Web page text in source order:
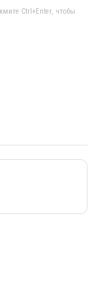
Ctrl+Enter, чтобы